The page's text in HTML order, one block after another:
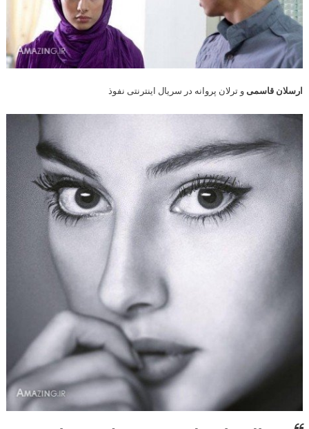
ارسلان قاسمی و ترلان پروانه در سریال اینترنتی نفوذ